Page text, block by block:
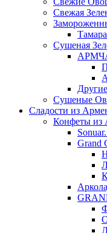
Свежая
Сушеная
Сушеные
Сладости из
Конфеты из
Grand